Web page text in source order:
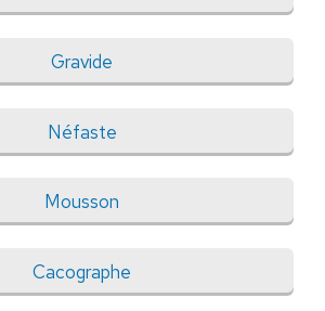
Gravide
Néfaste
Mousson
Cacographe